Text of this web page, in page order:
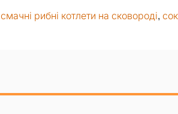
смачні рибні котлети на сковороді,